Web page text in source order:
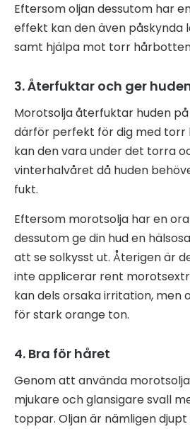
Eftersom oljan dessutom har
effekt kan den även påskynda
samt hjälpa mot torr
3. Återfuktar och ger
Morotsolja återfuktar huden
därför perfekt för dig med torr
kan den vara under det torra
vinterhalvåret då huden
fukt.
Eftersom morotsolja har en
dessutom ge din hud en
att se solkysst ut. Återigen är
inte applicerar rent
kan dels orsaka irritation, men
för stark orange ton.
4. Bra för håret
Genom att använda
mjukare och glansigare svall
toppar. Oljan är nämligen